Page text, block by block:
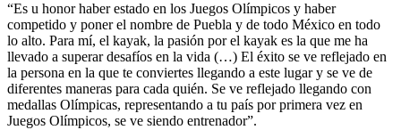
“Es u honor haber estado en los Juegos Olímpicos y haber
competido y poner el nombre de Puebla y de todo México en todo
lo alto. Para mí, el kayak, la pasión por el kayak es la que me ha
llevado a superar desafíos en la vida (…) El éxito se ve reflejado en
la persona en la que te conviertes llegando a este lugar y se ve de
diferentes maneras para cada quién. Se ve reflejado llegando con
medallas Olímpicas, representando a tu país por primera vez en
Juegos Olímpicos, se ve siendo entrenador”.